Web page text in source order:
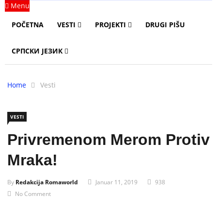
Menu
POČETNA VESTI PROJEKTI DRUGI PIŠU
СРПСКИ ЈЕЗИК
Home Vesti
VESTI
Privremenom Merom Protiv
Mraka!
By Redakcija Romaworld Januar 11, 2019
938
No Comment